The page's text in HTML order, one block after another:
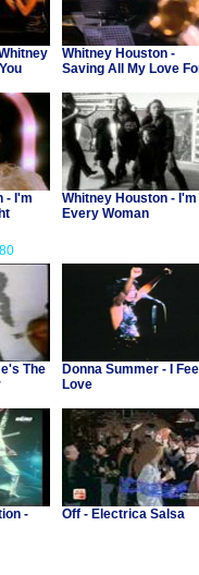
Whitney Houston -
Saving All My Love
- I'm
Whitney Houston - I'm
Every Woman
The
Donna Summer - I
Love
-
Off - Electrica Salsa